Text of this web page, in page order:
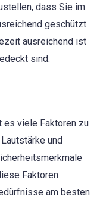
dass Sie im
geschützt
ausreichend ist
sind.
es viele Faktoren zu
und
Faktoren
am besten